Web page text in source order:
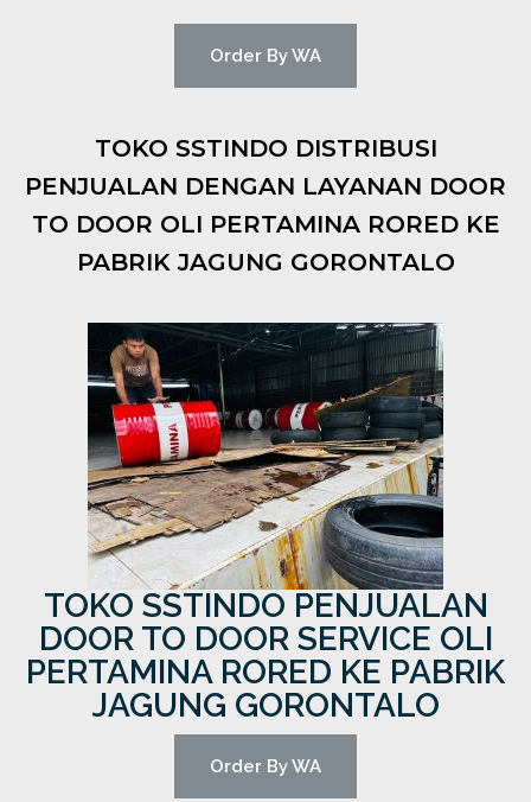
Order By WA
TOKO SSTINDO DISTRIBUSI
PENJUALAN DENGAN LAYANAN DOOR
TO DOOR OLI PERTAMINA RORED KE
PABRIK JAGUNG GORONTALO
TOKO SSTINDO PENJUALAN
DOOR TO DOOR SERVICE OLI
PERTAMINA RORED KE PABRIK
JAGUNG GORONTALO
Order By WA